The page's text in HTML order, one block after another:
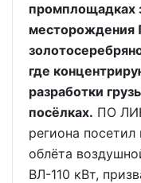
промплощадках
месторождения
где
разработки
посёлках. ПО
региона
облёта
ВЛ-110 кВт,